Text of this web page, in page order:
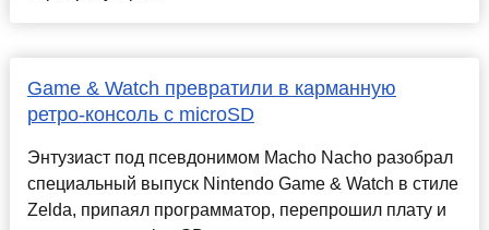
Game & Watch превратили в карманную
ретро‑консоль с microSD
Энтузиаст под псевдонимом Macho Nacho разобрал
специальный выпуск Nintendo Game & Watch в стиле
Zelda, припаял программатор, перепрошил плату и